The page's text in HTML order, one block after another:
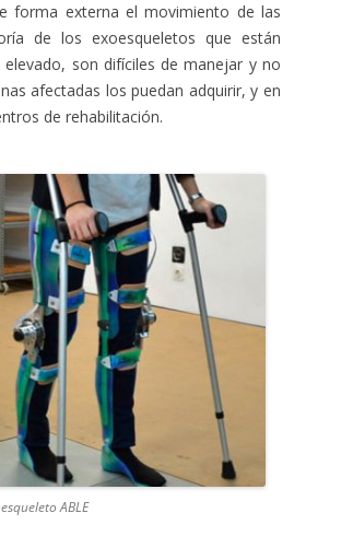
forma externa el movimiento de las
de los exoesqueletos que están
son difíciles de manejar y no
afectadas los puedan adquirir, y en
de rehabilitación.
ABLE